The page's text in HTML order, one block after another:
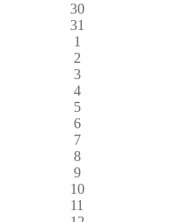
30
31
1
2
3
4
5
6
7
8
9
10
11